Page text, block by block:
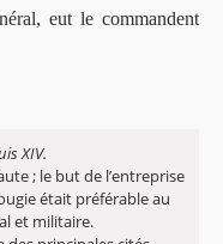
eut le commandent
XIV.
; le but de l’entreprise
était préférable au
et militaire.